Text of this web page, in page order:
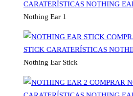
Nothing Ear 1
Nothing Ear Stick